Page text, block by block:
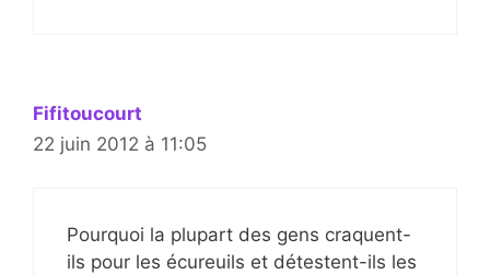
Fifitoucourt
22 juin 2012 à 11:05
Pourquoi la plupart des gens craquent-
ils pour les écureuils et détestent-ils les